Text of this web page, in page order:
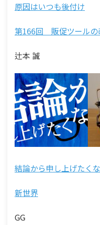
原因はいつも後付け
第166回 販促ツールの
辻本 誠
結論から申し上げたくな
新世界
GG